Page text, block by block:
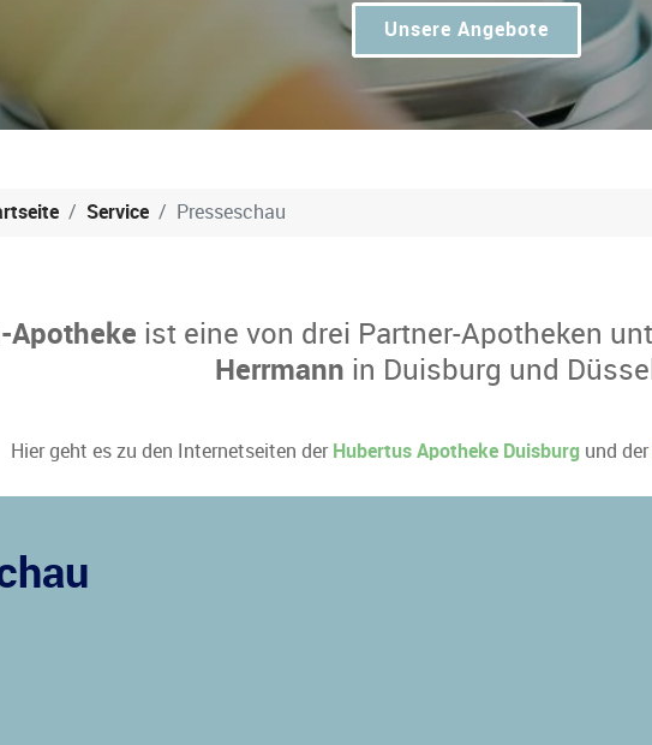
Unsere Angebote
Service Presseschau
Apotheke ist eine von drei Partner-Apotheken
Herrmann in Duisburg und
Hier geht es zu den Internetseiten der Hubertus Apotheke Duisburg und der